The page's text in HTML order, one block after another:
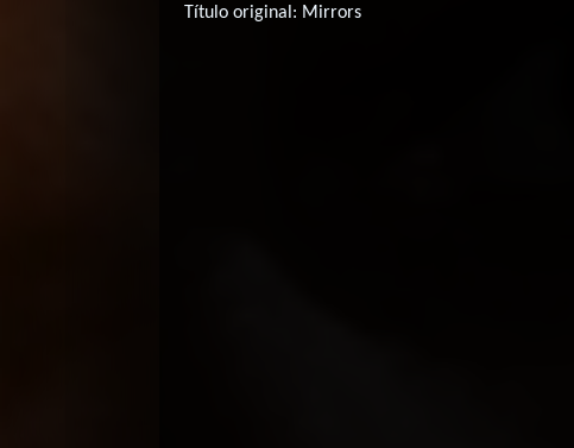
Título original: Mirrors